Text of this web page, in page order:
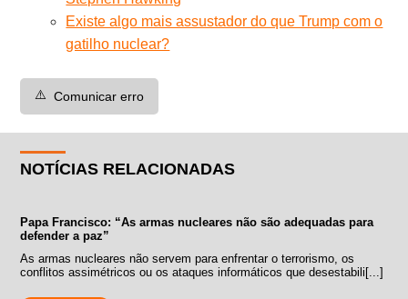
Existe algo mais assustador do que Trump com o
gatilho nuclear?
⚠️ Comunicar erro
NOTÍCIAS RELACIONADAS
Papa Francisco: “As armas nucleares não são adequadas para
defender a paz”
As armas nucleares não servem para enfrentar o terrorismo, os
conflitos assimétricos ou os ataques informáticos que desestabili[...]